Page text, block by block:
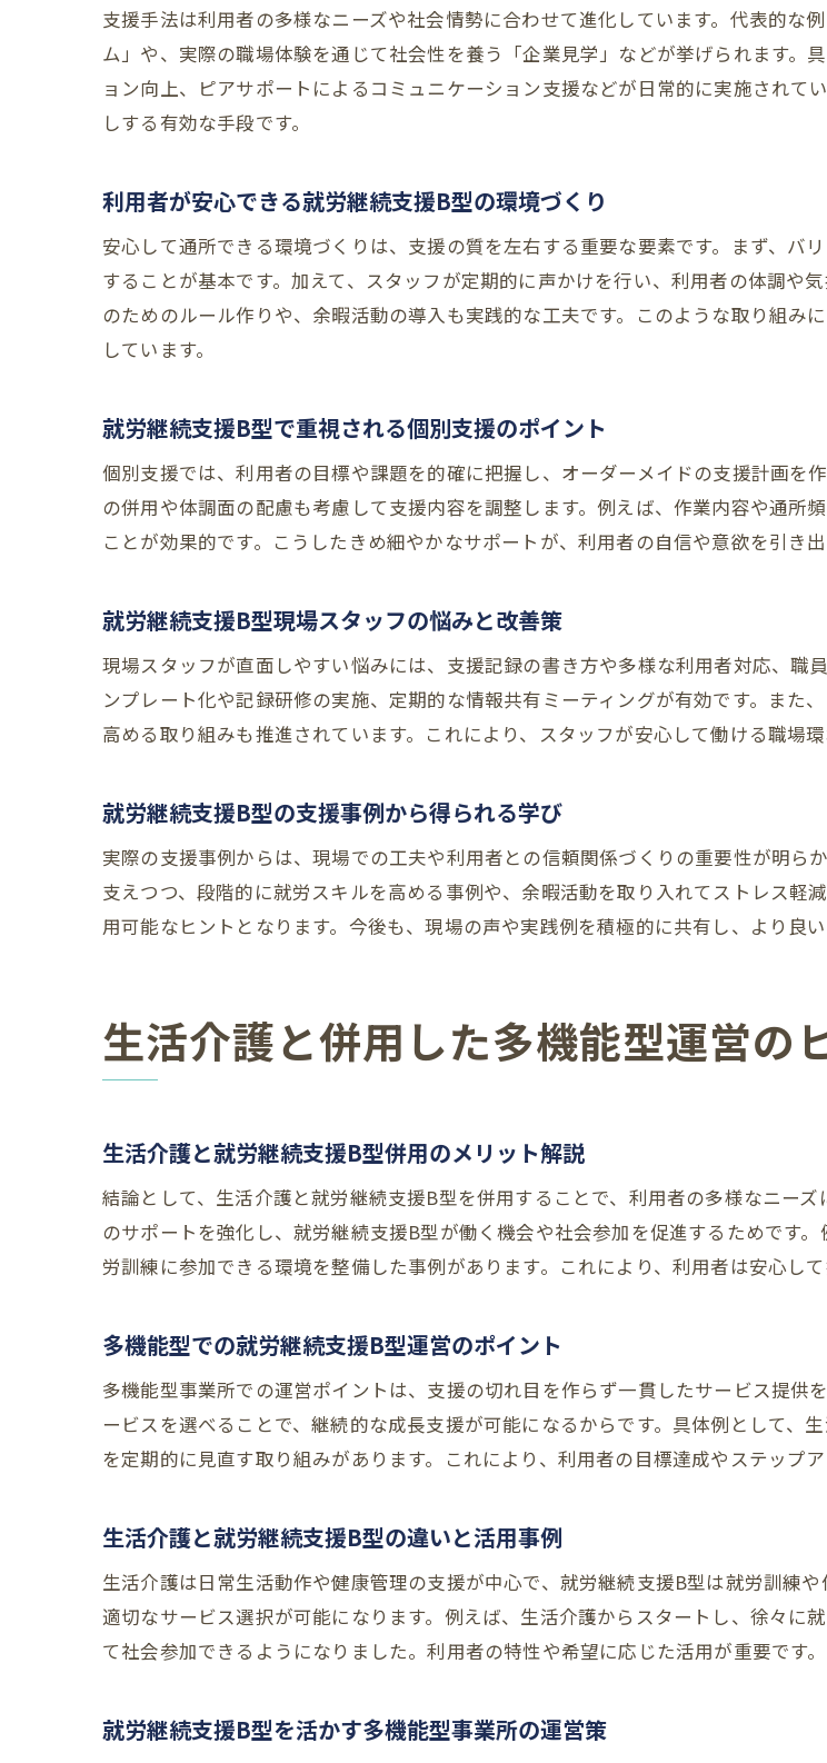
就労継続支援B型支援記録の工
利用者目線で書く就労継続支
現場スタッフの悩み解決に役立つ実
就労継続支援B型職員の悩みと
就労継続支援B型現場の課題
支援現場での就労継続支援B
職員の声から見る就労継続支
就労継続支援B型導入事例から学
就労継続支援B型導入事例が
現場で活きる就労継続支援B
利用者主体で進める就労継続
就労継続支援B型事例から得
余暇活動を通じた社会参加促進の
就労継続支援B型余暇活動と請
余暇活動支援による就労継続
就労継続支援B型現場の余暇
生活介護から就労継続支援B
移行支援で活かす就労継続支
就労継続支援B型移行に役立
実践現場での就労継続支援B
支援の質を高める多様な事例と運
就労継続支援B型で実践する
支援現場が実践する就労継続
支援手法は利用者の多様なニーズや社会情勢に合わせて進化しています。代表的な
ム」や、実際の職場体験を通じて社会性を養う「企業見学」などが挙げられます。
ョン向上、ピアサポートによるコミュニケーション支援などが日常的に実施され
しする有効な手段です。
利用者が安心できる就労継続支援B型の環境づくり
安心して通所できる環境づくりは、支援の質を左右する重要な要素です。まず、バ
することが基本です。加えて、スタッフが定期的に声かけを行い、利用者の体調や
のためのルール作りや、余暇活動の導入も実践的な工夫です。このような取り組み
しています。
就労継続支援B型で重視される個別支援のポイント
個別支援では、利用者の目標や課題を的確に把握し、オーダーメイドの支援計画を
の併用や体調面の配慮も考慮して支援内容を調整します。例えば、作業内容や通所
ことが効果的です。こうしたきめ細やかなサポートが、利用者の自信や意欲を引き
就労継続支援B型現場スタッフの悩みと改善策
現場スタッフが直面しやすい悩みには、支援記録の書き方や多様な利用者対応、職
ンプレート化や記録研修の実施、定期的な情報共有ミーティングが有効です。また
高める取り組みも推進されています。これにより、スタッフが安心して働ける職場
就労継続支援B型の支援事例から得られる学び
実際の支援事例からは、現場での工夫や利用者との信頼関係づくりの重要性が明ら
支えつつ、段階的に就労スキルを高める事例や、余暇活動を取り入れてストレス
用可能なヒントとなります。今後も、現場の声や実践例を積極的に共有し、より良
生活介護と併用した多機能型運営の
生活介護と就労継続支援B型併用のメリット解説
結論として、生活介護と就労継続支援B型を併用することで、利用者の多様なニー
のサポートを強化し、就労継続支援B型が働く機会や社会参加を促進するためです
労訓練に参加できる環境を整備した事例があります。これにより、利用者は安心し
多機能型での就労継続支援B型運営のポイント
多機能型事業所での運営ポイントは、支援の切れ目を作らず一貫したサービス提供
ービスを選べることで、継続的な成長支援が可能になるからです。具体例として、
を定期的に見直す取り組みがあります。これにより、利用者の目標達成やステップア
生活介護と就労継続支援B型の違いと活用事例
生活介護は日常生活動作や健康管理の支援が中心で、就労継続支援B型は就労訓練
適切なサービス選択が可能になります。例えば、生活介護からスタートし、徐々に
て社会参加できるようになりました。利用者の特性や希望に応じた活用が重要です。
就労継続支援B型を活かす多機能型事業所の運営策